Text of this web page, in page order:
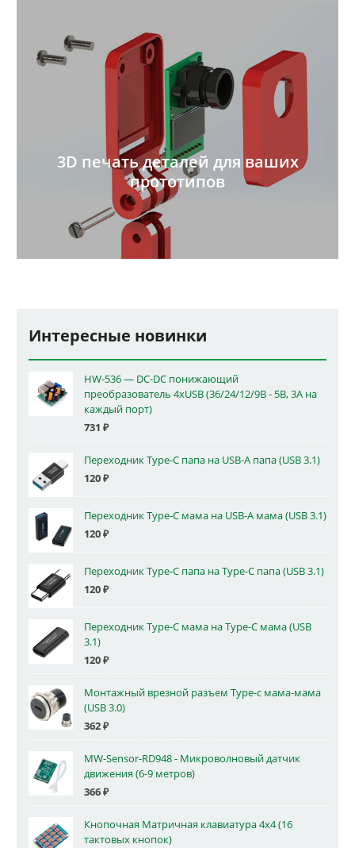
3D печать деталей для ваших
прототипов
Интересные новинки
HW-536 — DC-DC понижающий
преобразователь 4xUSB (36/24/12/9В - 5В, 3А на
каждый порт)
731 ₽
Переходник Type-C папа на USB-A папа (USB 3.1)
120₽
Переходник Type-C мама на USB-A мама (USB 3.1)
120₽
Переходник Type-C папа на Type-C папа (USB 3.1)
120₽
Переходник Type-C мама на Type-C мама (USB
3.1)
120₽
Монтажный врезной разъем Type-c мама-мама
(USB 3.0)
362₽
MW-Sensor-RD948 - Микроволновый датчик
движения (6-9 метров)
366₽
Кнопочная Матричная клавиатура 4x4 (16
тактовых кнопок)